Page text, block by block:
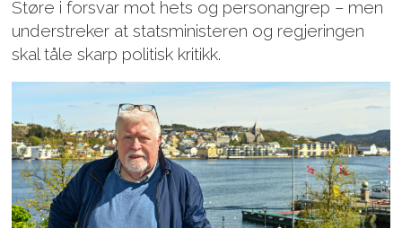
Støre i forsvar mot hets og person­angrep – men
understreker at statsministeren og regjeringen
skal tåle skarp politisk kritikk.